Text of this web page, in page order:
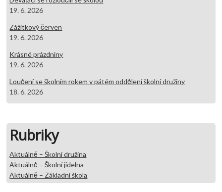
19. 6. 2026
Zážitkový červen
19. 6. 2026
Krásné prázdniny
19. 6. 2026
Loučení se školním rokem v pátém oddělení školní družiny
18. 6. 2026
Rubriky
Aktuálně – Školní družina
Aktuálně – Školní jídelna
Aktuálně – Základní škola